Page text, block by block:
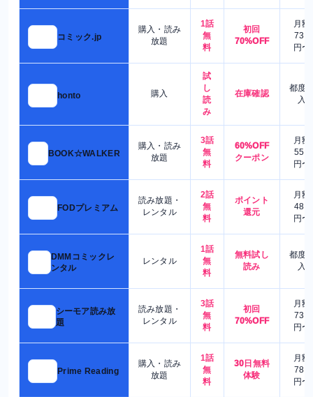
コミック.jp
購入・読み
放題
1話
無
料
初回
70%OFF
月額
730
円〜
honto 購入
試
し
読
み
在庫確認
都度
入
BOOK☆WALKER
購入・読み
放題
3話
無
料
60%OFF
クーポン
月額
550
円〜
FODプレミアム
読み放題・
レンタル
2話
無
料
ポイント
還元
月額
480
円〜
DMMコミック
レンタル
レンタル
1話
無
料
無料試し
読み
都度
入
シーモア読み放
題
読み放題・
レンタル
3話
無
料
初回
70%OFF
月額
730
円〜
Prime Reading
購入・読み
放題
1話
無
料
30日無料
体験
月額
780
円〜